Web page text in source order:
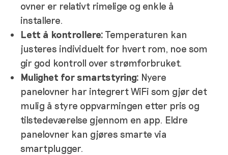
ovner er relativt rimelige og enkle å
installere.
Lett å kontrollere: Temperaturen kan
justeres individuelt for hvert rom, noe som
gir god kontroll over strømforbruket.
Mulighet for smartstyring: Nyere
panelovner har integrert WiFi som gjør det
mulig å styre oppvarmingen etter pris og
tilstedeværelse gjennom en app. Eldre
panelovner kan gjøres smarte via
smartplugger.